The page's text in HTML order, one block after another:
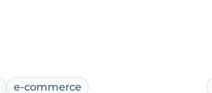
e-commerce